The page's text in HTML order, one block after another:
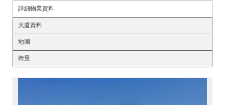
詳細物業資料
大廈資料
地圖
街景